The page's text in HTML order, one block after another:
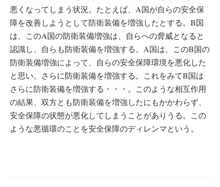
悪くなってしまう状況。たとえば、A国が自らの安全保
障を改善しようとして防衛装備を増強したとする。B国
は、このA国の防衛装備増強は、自らへの脅威となると
認識し、自らも防衛装備を増強する。A国は、このB国の
防衛装備増強によって、自らの安全保障環境を悪化した
と思い、さらに防衛装備を増強する。これをみてB国は
さらに防衛装備を増強する・・・。このような相互作用
の結果、双方とも防衛装備を増強したにもかかわらず、
安全保障の状態が悪化してしまうことがありうる。この
ような悪循環のことを安全保障のディレンマという。